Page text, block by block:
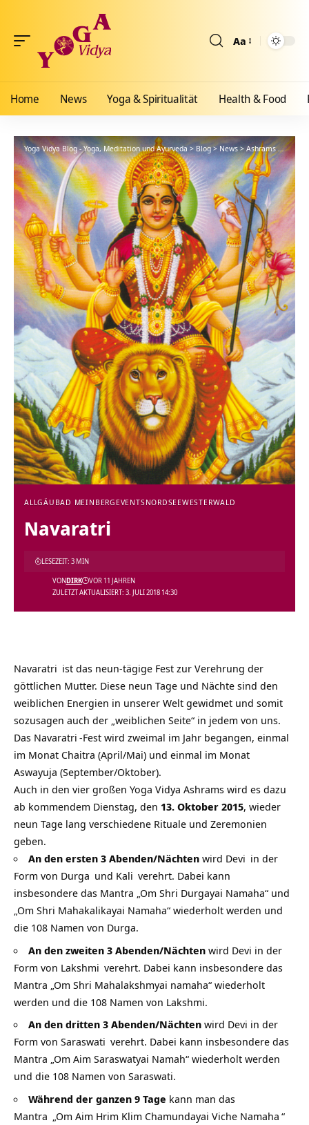
Aa
Home News Yoga & Spiritualität Health & Food
Yoga Vidya Blog - Yoga, Meditation und Ayurveda>Blog>News>Ashrams> Allgäu
ALLGÄU BAD MEINBERG EVENTSNORDSEEWESTERWALD
Navaratri
ZULETZT AKTUALISIERT: 3. JULI 2018 14:30
VONDIRK VOR 11 JAHREN
LESEZEIT: 3 MIN
Navaratri ist das neun-tägige Fest zur Verehrung der
göttlichen Mutter. Diese neun Tage und Nächte sind den
weiblichen Energien in unserer Welt gewidmet und somit
sozusagen auch der „weiblichen Seite“ in jedem von uns.
Das Navaratri -Fest wird zweimal im Jahr begangen, einmal
im Monat Chaitra (April/Mai) und einmal im Monat
Aswayuja (September/Oktober).
Auch in den vier großen Yoga Vidya Ashrams wird es dazu
ab kommendem Dienstag, den 13. Oktober 2015, wieder
neun Tage lang verschiedene Rituale und Zeremonien
geben.
An den ersten 3 Abenden/Nächten wird Devi in der
Form von Durga und Kali verehrt. Dabei kann
insbesondere das Mantra „Om Shri Durgayai Namaha“ und
„Om Shri Mahakalikayai Namaha“ wiederholt werden und
die 108 Namen von Durga.
An den zweiten 3 Abenden/Nächten wird Devi in der
Form von Lakshmi verehrt. Dabei kann insbesondere das
Mantra „Om Shri Mahalakshmyai namaha“ wiederholt
werden und die 108 Namen von Lakshmi.
An den dritten 3 Abenden/Nächten wird Devi in der
Form von Saraswati verehrt. Dabei kann insbesondere das
Mantra „Om Aim Saraswatyai Namah“ wiederholt werden
und die 108 Namen von Saraswati.
Während der ganzen 9 Tage kann man das
Mantra
Om Aim Hrim Klim Chamundayai Viche Namaha “